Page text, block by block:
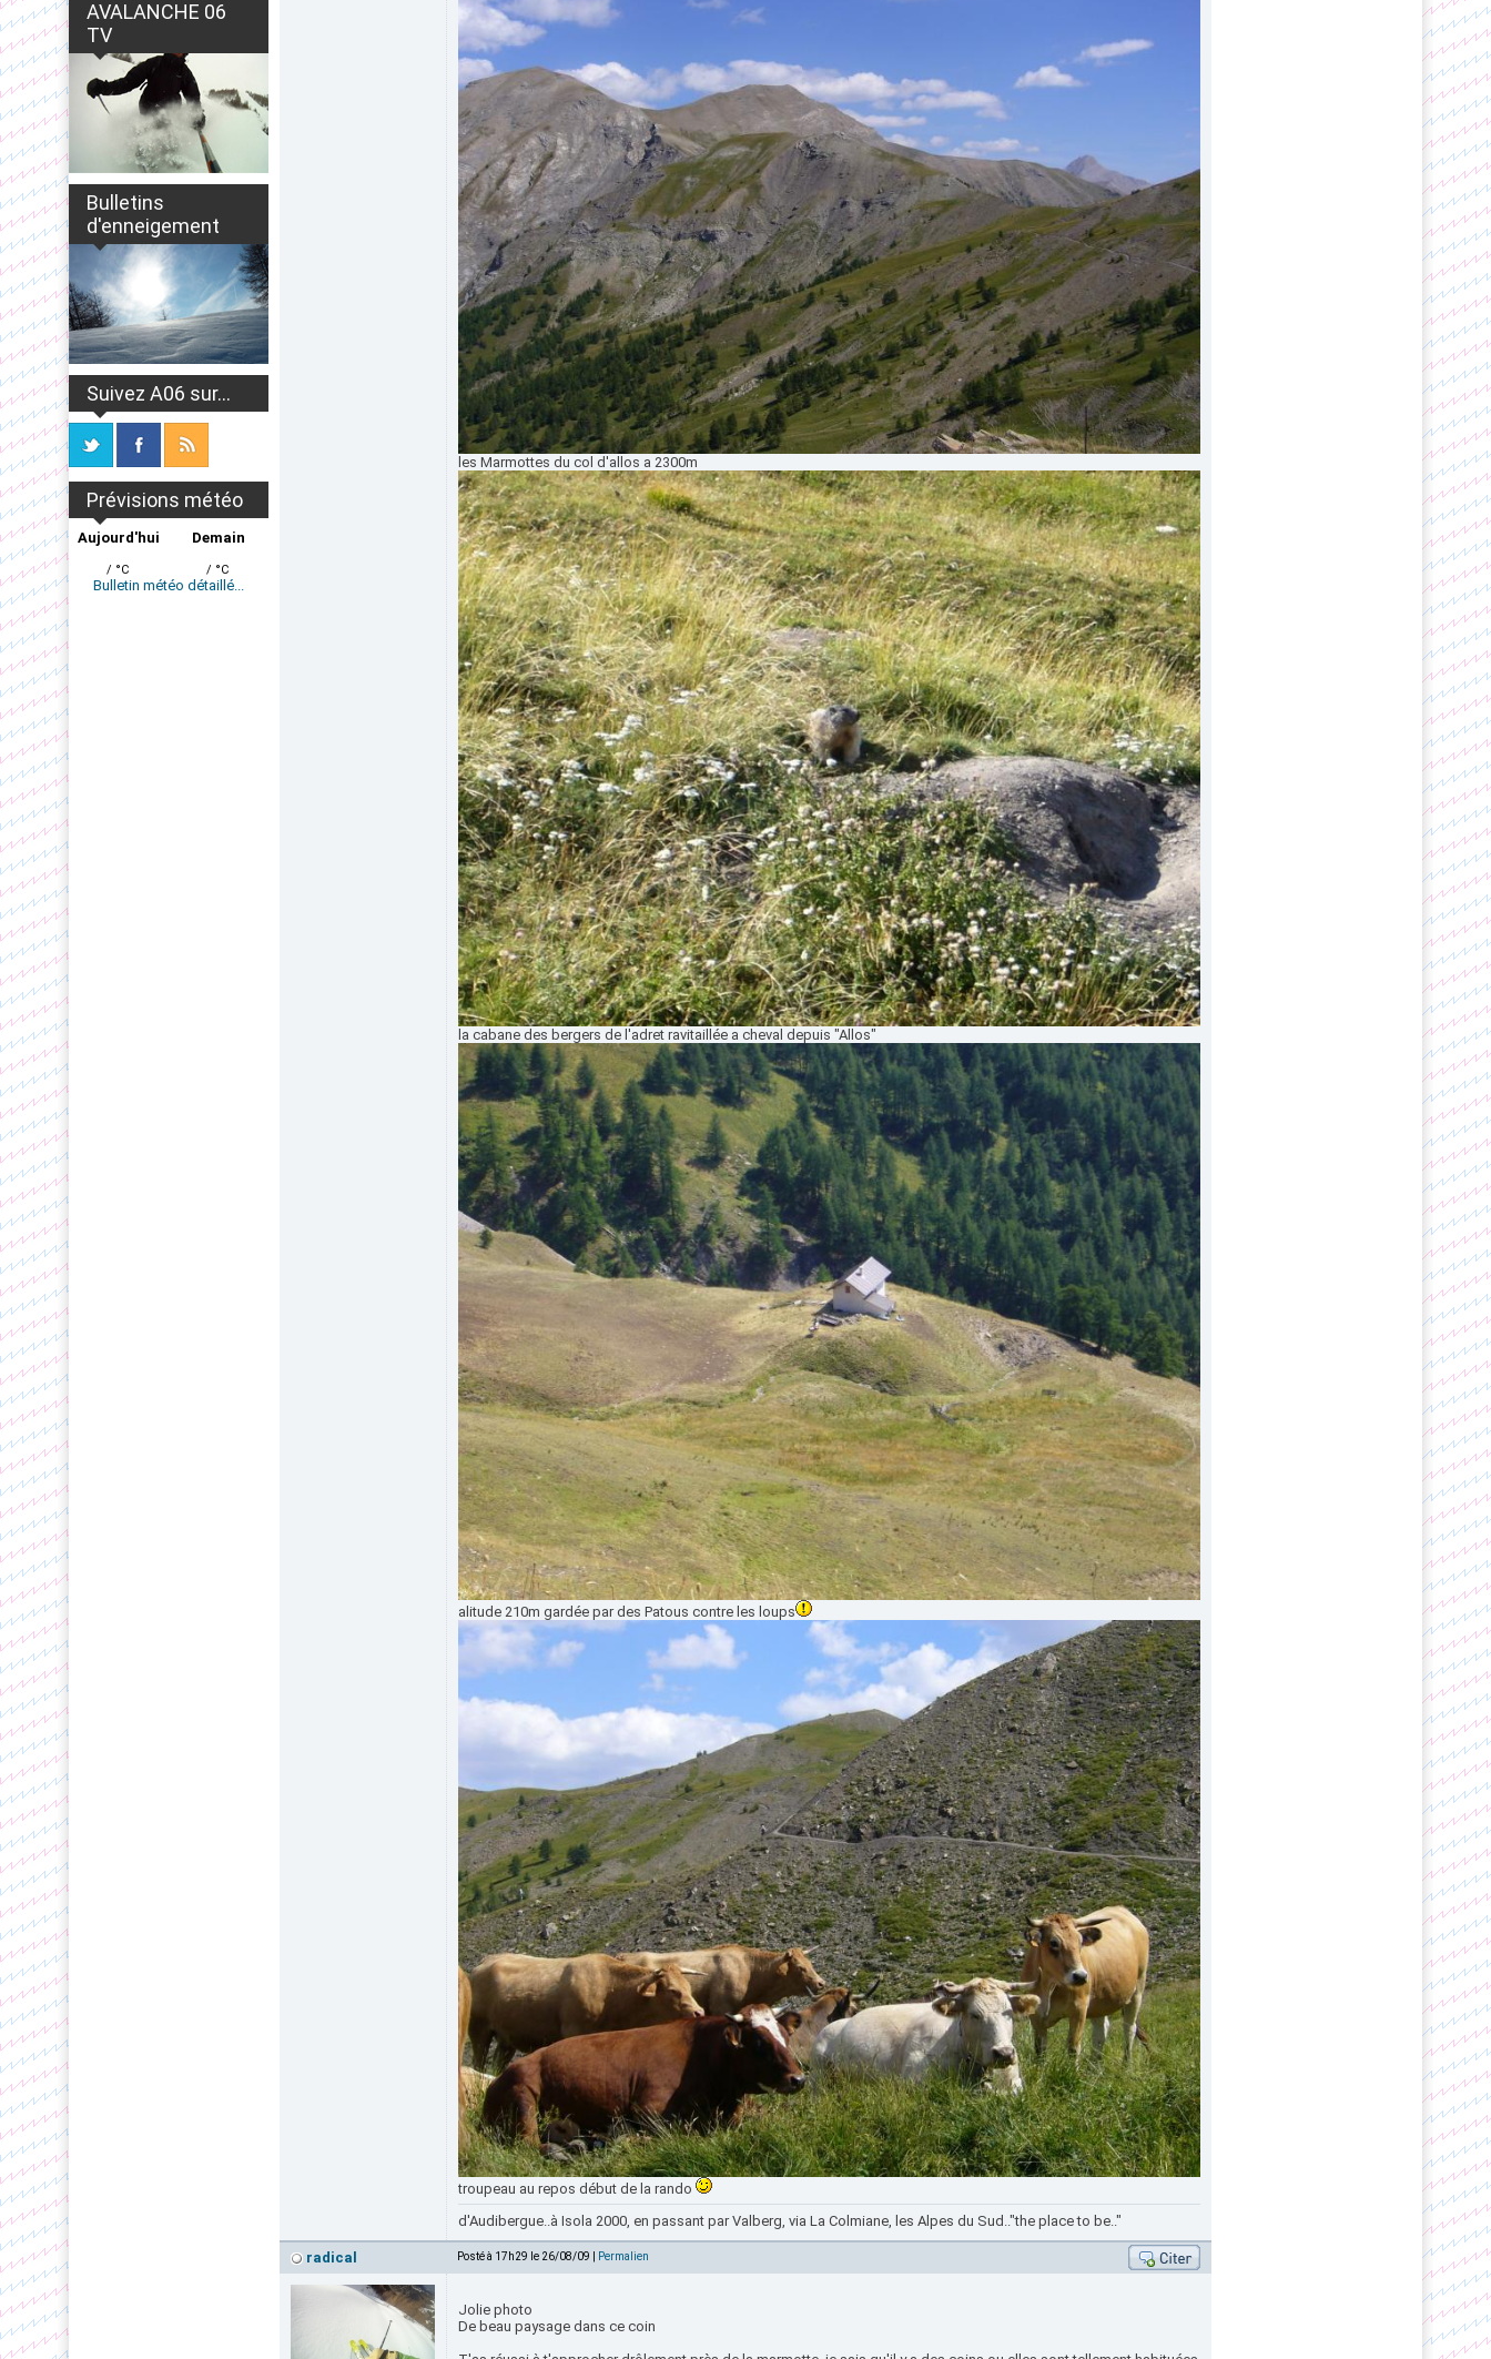
AVALANCHE 06
TV
Bulletins
d'enneigement
Suivez A06 sur...
Prévisions météo
Aujourd'hui
/ °C
Demain
/ °C
Bulletin météo détaillé...
les Marmottes du col d'allos a 2300m
la cabane des bergers de l'adret ravitaillée a cheval depuis "Allos"
alitude 210m gardée par des Patous contre les loups
troupeau au repos début de la rando
d'Audibergue..à Isola 2000, en passant par Valberg, via La Colmiane, les Alpes du Sud.."the place to be.."
radical Posté à 17h29 le 26/08/09 | Permalien
Jolie photo
De beau paysage dans ce coin